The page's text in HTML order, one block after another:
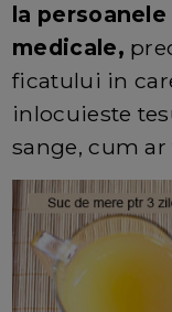
la
medicale,
ficatului in
inlocuieste
sange, cum